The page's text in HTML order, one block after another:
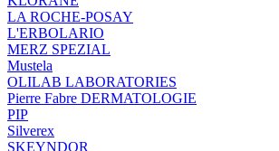
LA ROCHE-POSAY
L'ERBOLARIO
MERZ SPEZIAL
Mustela
OLILAB LABORATORIES
Pierre Fabre DERMATOLOGIE
PIP
Silverex
SKEYNDOR